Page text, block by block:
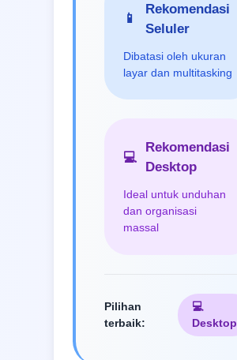
📱
Rekomendasi
Seluler
Dibatasi oleh ukuran
layar dan multitasking
💻
Rekomendasi
Desktop
Ideal untuk unduhan
dan organisasi
massal
Pilihan
terbaik:
💻
Desktop